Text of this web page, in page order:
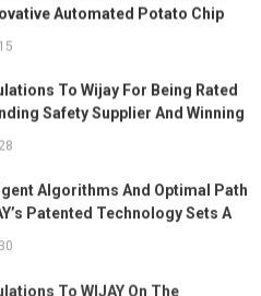
Automated Potato Chip
To Wijay For Being Rated
Safety Supplier And Winning
Algorithms And Optimal Path
Patented Technology Sets A
To WIJAY On The